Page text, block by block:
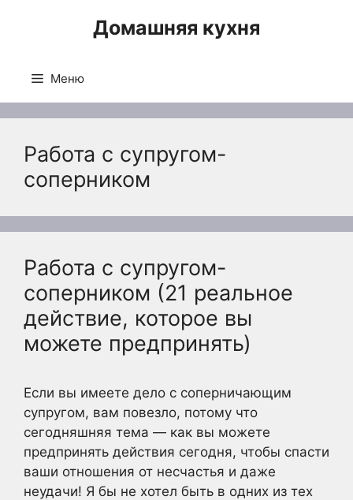
Домашняя кухня
Меню
Работа с супругом-
соперником
Работа с супругом-
соперником (21 реальное
действие, которое вы
можете предпринять)
Если вы имеете дело с соперничающим
супругом, вам повезло, потому что
сегодняшняя тема — как вы можете
предпринять действия сегодня, чтобы спасти
ваши отношения от несчастья и даже
неудачи! Я бы не хотел быть в одних из тех